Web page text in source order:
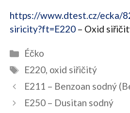
https://www.dtest.cz/ecka/
siricity?ft=E220 – Oxid
Rubriky
Éčko
Štítky
E220, oxid siřičitý
Navigace
příspěvků
E211 – Benzoan sodný
E250 – Dusitan sodný